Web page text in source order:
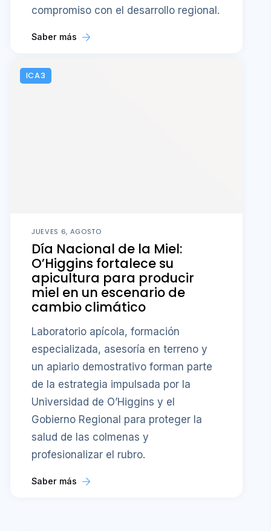
compromiso con el desarrollo regional.
Saber más
ICA3
JUEVES 6, AGOSTO
Día Nacional de la Miel:
O’Higgins fortalece su
apicultura para producir
miel en un escenario de
cambio climático
Laboratorio apícola, formación
especializada, asesoría en terreno y
un apiario demostrativo forman parte
de la estrategia impulsada por la
Universidad de O’Higgins y el
Gobierno Regional para proteger la
salud de las colmenas y
profesionalizar el rubro.
Saber más